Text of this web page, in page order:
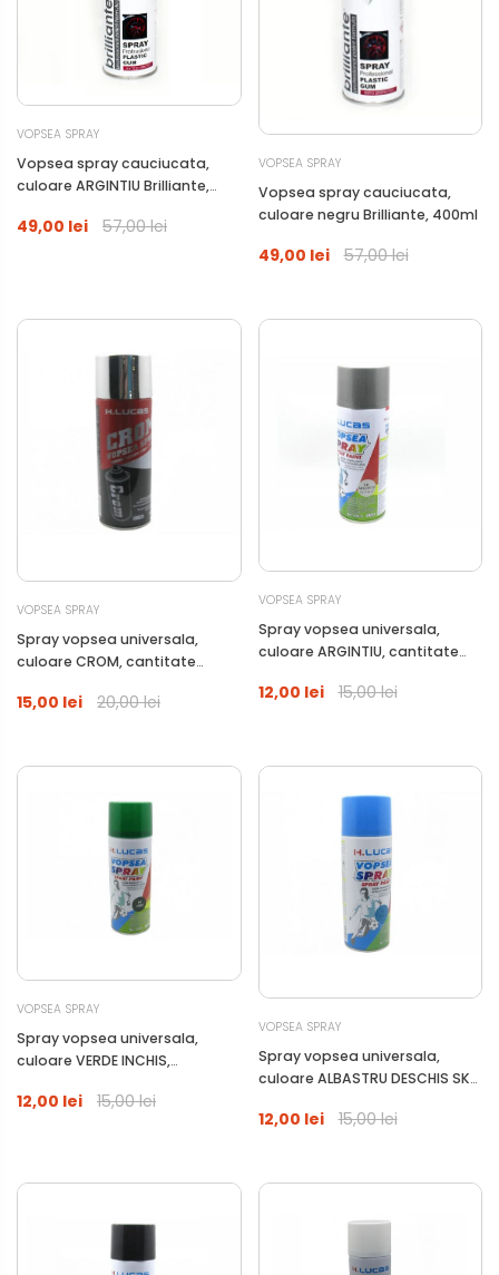
VOPSEA SPRAY
Vopsea spray cauciucata,
culoare ARGINTIU Brilliante,
49,00 lei 57,00 lei
VOPSEA SPRAY
Vopsea spray cauciucata,
culoare negru Brilliante, 400ml
49,00 lei 57,00 lei
VOPSEA SPRAY
Spray vopsea universala,
culoare CROM, cantitate
15,00 lei 20,00 lei
VOPSEA SPRAY
Spray vopsea universala,
culoare ARGINTIU, cantitate
12,00 lei 15,00 lei
VOPSEA SPRAY
Spray vopsea universala,
culoare VERDE INCHIS,
12,00 lei 15,00 lei
VOPSEA SPRAY
Spray vopsea universala,
culoare ALBASTRU DESCHIS SKY
12,00 lei 15,00 lei